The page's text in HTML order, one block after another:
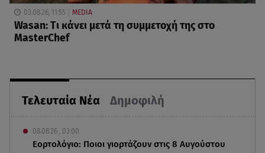
Τελευταία Νέα Δημοφιλή
08.08.26 , 03:00
Εορτολόγιο: Ποιοι γιορτάζουν στις 8 Αυγούστου
03.08.26, 11:55 MEDIA
Wasan: Tι κάνει μετά τη συμμετοχή της στο
MasterChef